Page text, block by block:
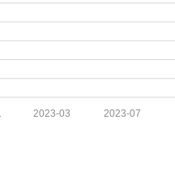
2023-07
2023-03